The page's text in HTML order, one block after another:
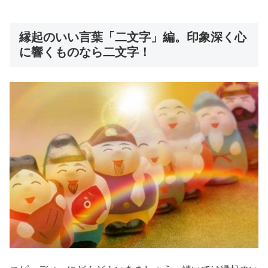
縁起のいい言葉「二文字」編。印象深く心
に響くものなら二文字！